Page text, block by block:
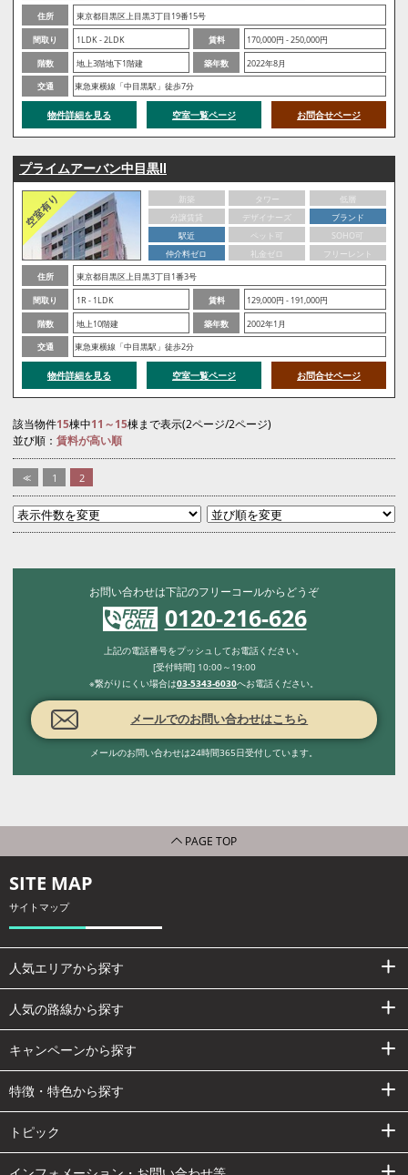
住所
東京都目黒区上目黒3丁目19番15号
間取り
1LDK - 2LDK 賃料
170,000円 - 250,000円
階数
地上3階地下1階建 築年数
2022年8月
交通
東急東横線「中目黒駅」徒歩7分
物件詳細を見る 空室一覧ページ お問合せページ
プライムアーバン中目黒Ⅱ
新築 タワー
低層
分譲賃貸
デザイナーズ
ブランド
駅近
ペット可
SOHO可
仲介料ゼロ
礼金ゼロ
フリーレント
住所
東京都目黒区上目黒3丁目1番3号
間取り
1R - 1LDK 賃料
129,000円 - 191,000円
階数
地上10階建 築年数
2002年1月
交通
東急東横線「中目黒駅」徒歩2分
物件詳細を見る 空室一覧ページ お問合せページ
該当物件15棟中11～15棟まで表示(2ページ/2ページ)
並び順： 賃料が高い順
<< 1 2
お問い合わせは下記のフリーコールからどうぞ
0120-216-626
上記の電話番号をプッシュしてお電話ください。
[受付時間] 10:00～19:00
※繋がりにくい場合は03-5343-6030へお電話ください。
メールでのお問い合わせはこちら
メールのお問い合わせは24時間365日受付しています。
PAGE TOP
SITE MAP
サイトマップ
人気エリアから探す
人気の路線から探す
キャンペーンから探す
特徴・特色から探す
トピック